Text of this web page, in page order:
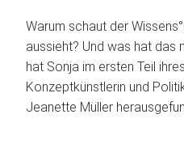
Warum schaut der
aussieht? Und was hat das
hat Sonja im ersten Teil
Konzeptkünstlerin und
Jeanette Müller